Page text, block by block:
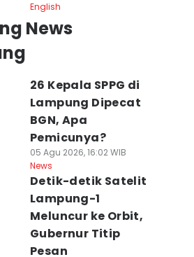
English
News
26 Kepala SPPG di
Lampung Dipecat
BGN, Apa
Pemicunya?
05 Agu 2026, 16:02 WIB
News
Detik-detik Satelit
Lampung-1
Meluncur ke Orbit,
Gubernur Titip
Pesan